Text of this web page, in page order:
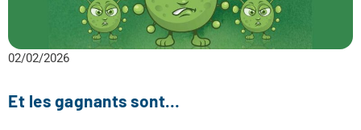
02/02/2026
Et les gagnants sont…